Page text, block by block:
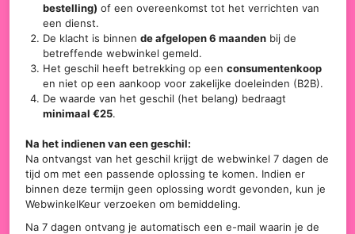
bestelling) of een overeenkomst tot het verrichten van
een dienst.
De klacht is binnende afgelopen 6 maanden bij de
betreffende webwinkel gemeld.
Het geschil heeft betrekking op eenconsumentenkoop
en niet op een aankoop voor zakelijke doeleinden (B2B).
De waarde van het geschil (het belang) bedraagt
minimaal €25.
Na het indienen van een geschil:
Na ontvangst van het geschil krijgt de webwinkel 7 dagen de
tijd om met een passende oplossing te komen. Indien er
binnen deze termijn geen oplossing wordt gevonden, kun je
WebwinkelKeur verzoeken om bemiddeling.
Na 7 dagen ontvang je automatisch een e-mail waarin je de